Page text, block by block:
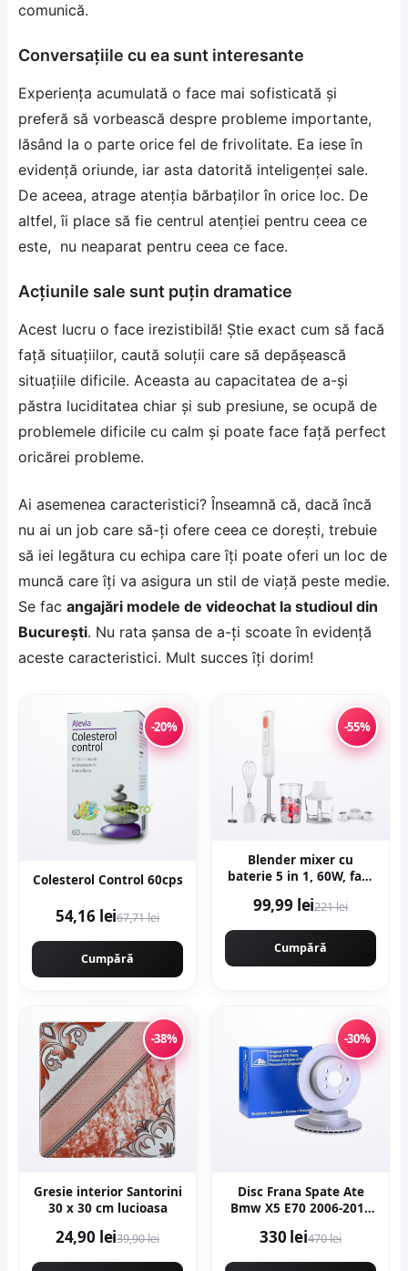
comunică.
Conversațiile cu ea sunt interesante
Experiența acumulată o face mai sofisticată și
preferă să vorbească despre probleme importante,
lăsând la o parte orice fel de frivolitate. Ea iese în
evidență oriunde, iar asta datorită inteligenței sale.
De aceea, atrage atenția bărbaților în orice loc. De
altfel, îi place să fie centrul atenției pentru ceea ce
este, nu neaparat pentru ceea ce face.
Acțiunile sale sunt puțin dramatice
Acest lucru o face irezistibilă! Știe exact cum să facă
față situațiilor, caută soluții care să depășească
situațiile dificile. Aceasta au capacitatea de a-și
păstra luciditatea chiar și sub presiune, se ocupă de
problemele dificile cu calm și poate face față perfect
oricărei probleme.
Ai asemenea caracteristici? Înseamnă că, dacă încă
nu ai un job care să-ți ofere ceea ce dorești, trebuie
să iei legătura cu echipa care îți poate oferi un loc de
muncă care îți va asigura un stil de viață peste medie.
Se fac angajări modele de videochat la studioul din
București. Nu rata șansa de a-ți scoate în evidență
aceste caracteristici. Mult succes îți dorim!
-20%
Colesterol Control 60cps
54,16 lei67,71 lei
Cumpără
-55%
Blender mixer cu
baterie 5 in 1, 60W, fara
KMJB042W
99,99 lei221 lei
Cumpără
-38%
Gresie interior Santorini
30 x 30 cm lucioasa
24,90 lei39,90 lei
-30%
Disc Frana Spate Ate
Bmw X5 E70 2006-2013
330 lei470 lei